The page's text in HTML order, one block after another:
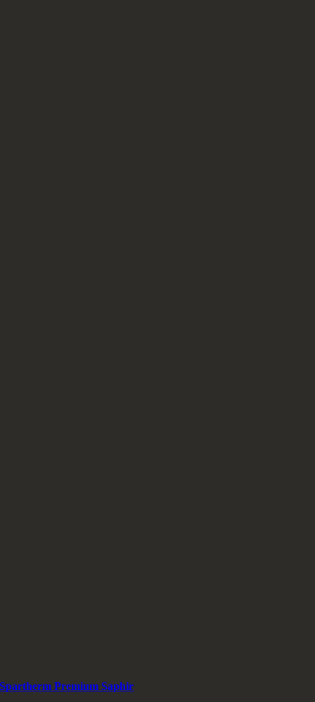
Spartherm Premium Saphir